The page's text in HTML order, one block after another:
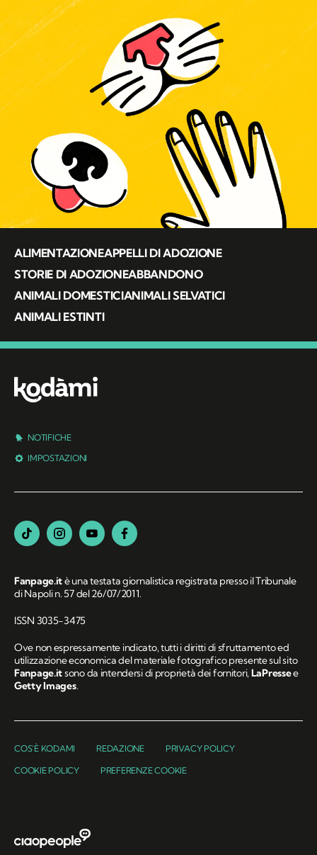
ALIMENTAZIONEAPPELLI DI ADOZIONE
STORIE DI ADOZIONEABBANDONO
ANIMALI DOMESTICIANIMALI SELVATICI
ANIMALI ESTINTI
NOTIFICHE
IMPOSTAZIONI
Fanpage.itè una testata giornalistica registrata presso il Tribunale
di Napoli n. 57 del 26/07/2011.
ISSN 3035-3475
Ove non espressamente indicato, tutti i diritti di sfruttamento ed
utilizzazione economica del materiale fotografico presente sul sito
Fanpage.itsono da intendersi di proprietà dei fornitori,LaPressee
Getty Images.
COS'È KODAMI REDAZIONE PRIVACY POLICY
COOKIE POLICY PREFERENZE COOKIE